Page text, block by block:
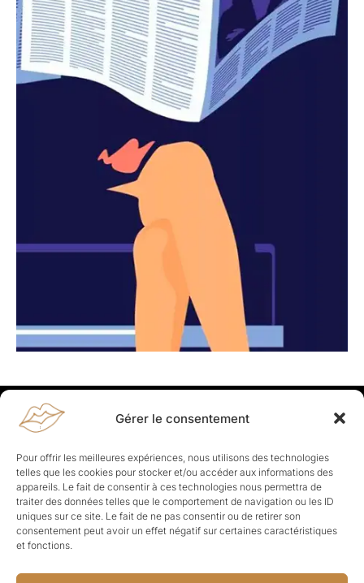
Gérer le consentement
Pour offrir les meilleures expériences, nous utilisons des technologies
telles que les cookies pour stocker et/ou accéder aux informations des
appareils. Le fait de consentir à ces technologies nous permettra de
traiter des données telles que le comportement de navigation ou les ID
uniques sur ce site. Le fait de ne pas consentir ou de retirer son
consentement peut avoir un effet négatif sur certaines caractéristiques
et fonctions.
Rapporteuses
À propos de Rapporteuses :Rapporteuses, c’est l’histoire de
Parisiennes, bien dans leurs baskets qui aiment rapporter ce qui leur
cause, leur apporte et leur rapporte !
Les Topics
Société Politique Business Culture
Sport
Lifestyle